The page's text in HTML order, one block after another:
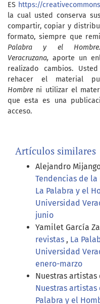
ES https://
la cual usted conserva
compartir, copiar y
formato, siempre que
Palabra y el
Veracruzana, aporte un
realizado cambios.
rehacer el material
Hombre ni utilizar el
que esta es una
acceso.
Artículos similares
Alejandro
Tendencias de
La Palabra y el
Universidad
junio
Yamilet García
revistas , La
Universidad
enero-marzo
Nuestras
Nuestras
Palabra y el